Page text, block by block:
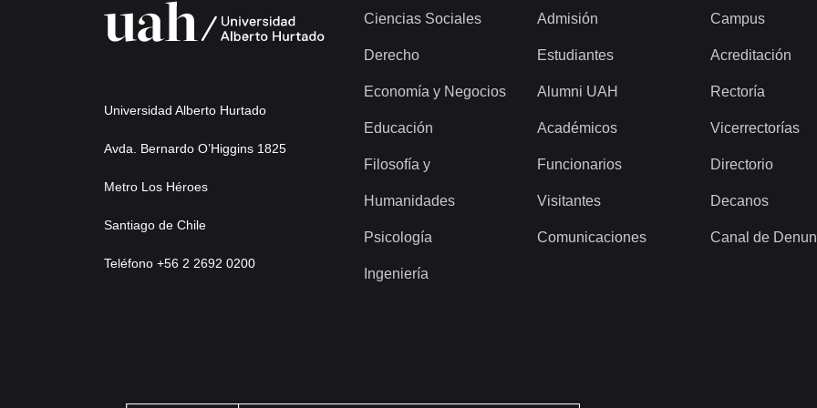
Universidad Alberto Hurtado
Avda. Bernardo O’Higgins 1825
Metro Los Héroes
Santiago de Chile
Teléfono +56 2 2692 0200
Ciencias Sociales
Derecho
Economía y Negocios
Educación
Filosofía y
Humanidades
Psicología
Ingeniería
Admisión
Estudiantes
Alumni UAH
Académicos
Funcionarios
Visitantes
Comunicaciones
Campus
Acreditación
Rectoría
Vicerrectorías
Directorio
Decanos
Canal de